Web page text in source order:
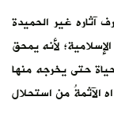
آثاره غير الحميدة
لأنه يمحق
حتى يخرجه منها
الآثمةُ من استحلال